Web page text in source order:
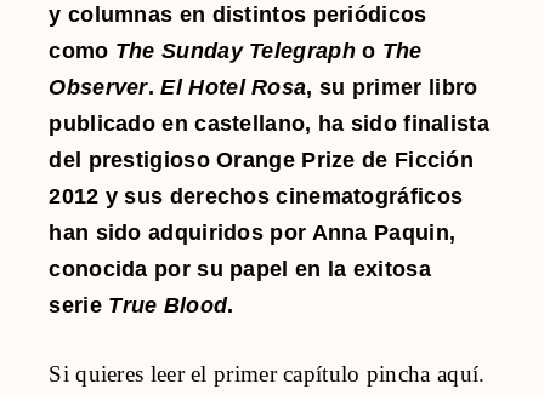
y columnas en distintos periódicos
como The Sunday Telegrapho The
Observer.El Hotel Rosa, su primer libro
publicado en castellano, ha sido finalista
del prestigioso Orange Prize de Ficción
2012 y sus derechos cinematográficos
han sido adquiridos por Anna Paquin,
conocida por su papel en la exitosa
serie True Blood.
Si quieres leer el primer capítulo pincha aquí.